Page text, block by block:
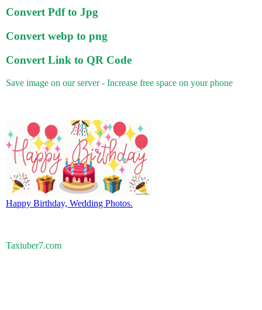
Convert Pdf to Jpg
Convert webp to png
Convert Link to QR Code
Save image on our server - Increase free space on your phone
Happy Birthday, Wedding Photos.
Taxiuber7.com